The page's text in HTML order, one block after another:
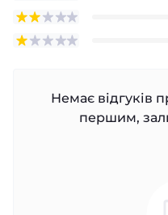
Немає відгуків
першим,